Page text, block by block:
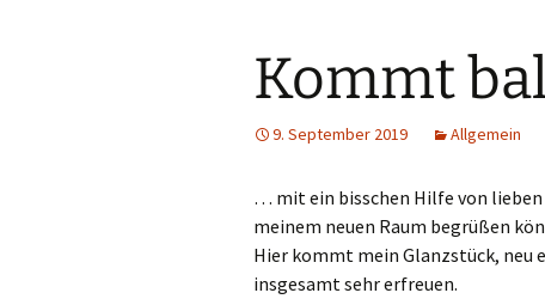
Kommt
9. September 2019 Allgemein
… mit ein bisschen Hilfe von lieben
meinem neuen Raum begrüßen
Hier kommt mein Glanzstück, neu
insgesamt sehr erfreuen.